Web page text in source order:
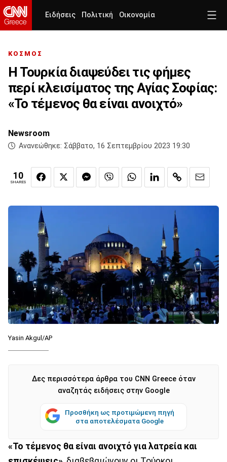
Ειδήσεις Πολιτική Οικονομία
ΚΟΣΜΟΣ
Η Τουρκία διαψεύδει τις φήμες
περί κλεισίματος της Αγίας Σοφίας:
«Το τέμενος θα είναι ανοιχτό»
Newsroom
Ανανεώθηκε: Σάββατο, 16 Σεπτεμβρίου 2023 19:30
10
SHARES
Yasin Akgul/AP
Δες περισσότερα άρθρα του CNN Greece όταν
αναζητάς ειδήσεις στην Google
Προσθήκη ως προτιμώμενη πηγή
στα αποτελέσματα Google
«Το τέμενος θα είναι ανοιχτό για λατρεία και